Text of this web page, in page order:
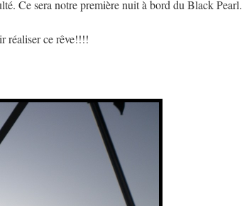
Ce sera notre première nuit à bord du Black Pearl.
réaliser ce rêve!!!!